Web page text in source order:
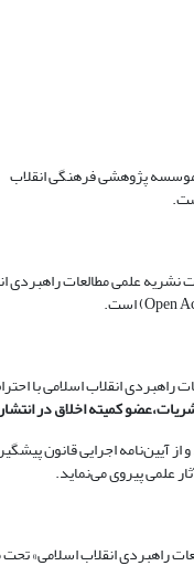
پژوهشی فرهنگی انقلاب
علمی مطالعات راهبردی
راهبردی انقلاب اسلامی با
کمیته اخلاق در
از آیین‌نامه اجرایی قانون
علمی پیروی می‌نماید.
راهبردی انقلاب اسلامی»